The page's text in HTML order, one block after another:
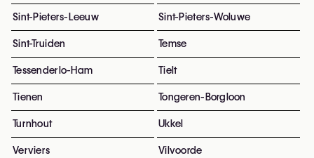
Sint-Pieters-Leeuw Sint-Pieters-Woluwe
Sint-Truiden Temse
Tessenderlo-Ham Tielt
Tienen Tongeren-Borgloon
Turnhout Ukkel
Verviers Vilvoorde